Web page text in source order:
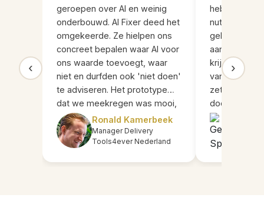
‹
geroepen over AI en weinig
onderbouwd. AI Fixer deed het
omgekeerde. Ze hielpen ons
concreet bepalen waar AI voor
ons waarde toevoegt, waar
niet en durfden ook 'niet doen'
te adviseren. Het prototype
dat we meekregen was mooi,
maar de scherpte in de
besluitvorming was de echte
winst."
Ronald Kamerbeek
Manager Delivery
Tools4ever Nederland
heb ik met
nuttige en
gehad. Met
aanpak wist
krijgen in de
van mijn
zetten om
was dat we
verlieten
aanpak
›